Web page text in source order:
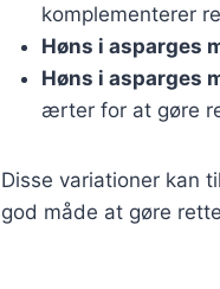
komplementerer
Høns i asparges
Høns i asparges
ærter for at gøre
Disse variationer kan
god måde at gøre